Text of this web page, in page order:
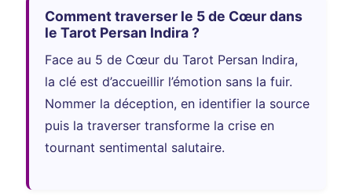
Comment traverser le 5 de Cœur dans
le Tarot Persan Indira ?
Face au 5 de Cœur du Tarot Persan Indira,
la clé est d’accueillir l’émotion sans la fuir.
Nommer la déception, en identifier la source
puis la traverser transforme la crise en
tournant sentimental salutaire.